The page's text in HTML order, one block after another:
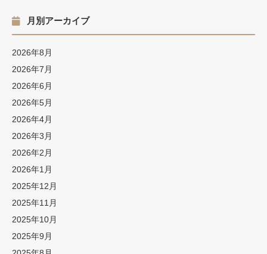
月別アーカイブ
2026年8月
2026年7月
2026年6月
2026年5月
2026年4月
2026年3月
2026年2月
2026年1月
2025年12月
2025年11月
2025年10月
2025年9月